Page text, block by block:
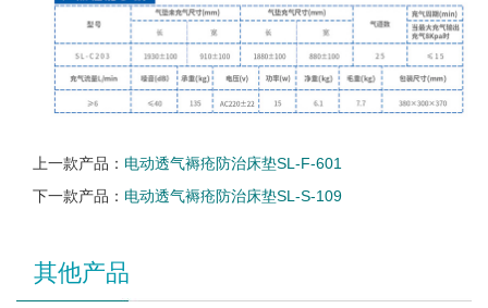
上一款产品： 电动透气褥疮防治床垫SL-F-601
下一款产品： 电动透气褥疮防治床垫SL-S-109
其他产品